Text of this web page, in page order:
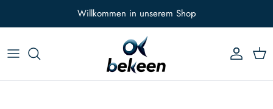
Willkommen in unserem Shop
Konto